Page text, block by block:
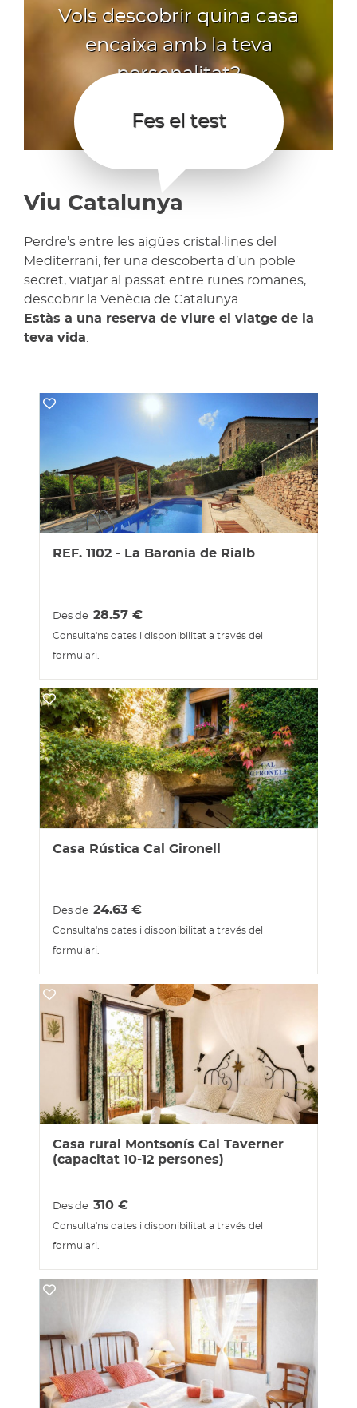
Vols descobrir quina casa
encaixa amb la teva
personalitat?
Fes el test
Viu Catalunya
Perdre’s entre les aigües cristal·lines del
Mediterrani, fer una descoberta d’un poble
secret, viatjar al passat entre runes romanes,
descobrir la Venècia de Catalunya...
Estàs a una reserva de viure el viatge de la
teva vida
REF. 1102 - La Baronia de Rialb
Des de 28.57€
Consulta'ns dates i disponibilitat a través del
formulari.
Casa Rústica Cal Gironell
Des de 24.63€
Consulta'ns dates i disponibilitat a través del
formulari.
Casa rural Montsonís Cal Taverner
(capacitat 10-12 persones)
Des de 310€
Consulta'ns dates i disponibilitat a través del
formulari.